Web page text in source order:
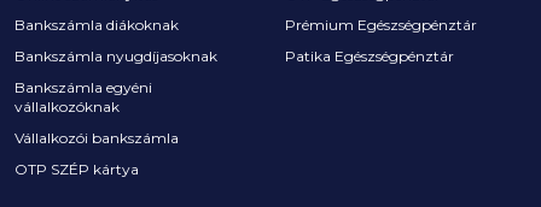
Bankszámla diákoknak
Bankszámla nyugdíjasoknak
Bankszámla egyéni
vállalkozóknak
Vállalkozói bankszámla
OTP SZÉP kártya
Prémium Egészségpénztár
Patika Egészségpénztár